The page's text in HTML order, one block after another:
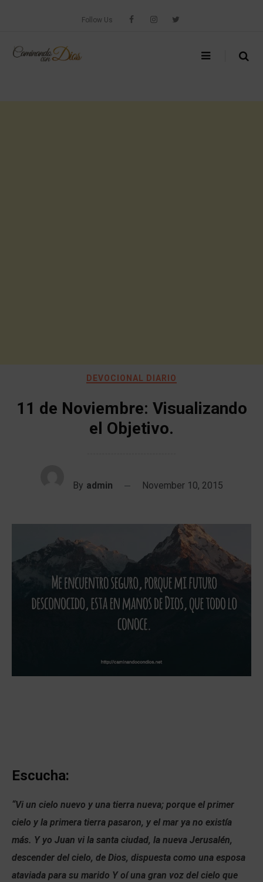
Follow Us
DEVOCIONAL DIARIO
11 de Noviembre: Visualizando
el Objetivo.
By admin November 10, 2015
Escucha:
“Vi un cielo nuevo y una tierra nueva; porque el primer
cielo y la primera tierra pasaron, y el mar ya no existía
más. Y yo Juan vi la santa ciudad, la nueva Jerusalén,
descender del cielo, de Dios, dispuesta como una esposa
ataviada para su marido Y oí una gran voz del cielo que